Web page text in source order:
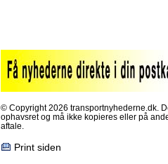
© Copyright 2026 transportnyhederne.dk.
ophavsret og må ikke kopieres eller på
aftale.
Print siden